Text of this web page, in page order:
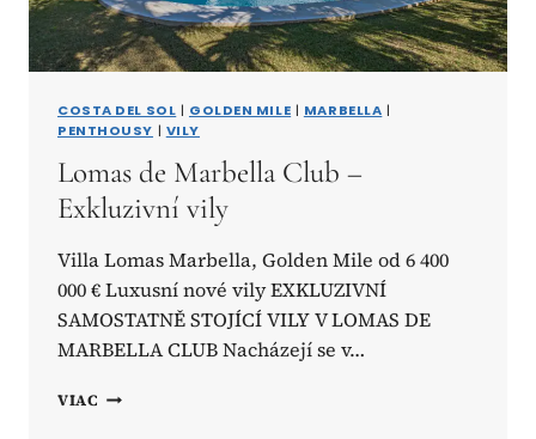
COSTA DEL SOL | GOLDEN MILE | MARBELLA |
PENTHOUSY | VILY
Lomas de Marbella Club –
Exkluzivní vily
Villa Lomas Marbella, Golden Mile od 6 400
000 € Luxusní nové vily EXKLUZIVNÍ
SAMOSTATNĚ STOJÍCÍ VILY V LOMAS DE
MARBELLA CLUB Nacházejí se v…
VIAC LOMAS